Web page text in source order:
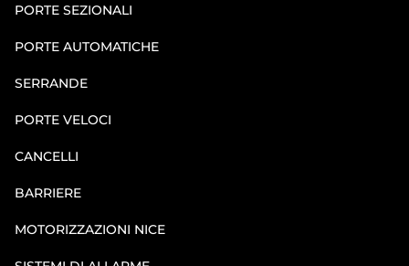
PORTE SEZIONALI
PORTE AUTOMATICHE
SERRANDE
PORTE VELOCI
CANCELLI
BARRIERE
MOTORIZZAZIONI NICE